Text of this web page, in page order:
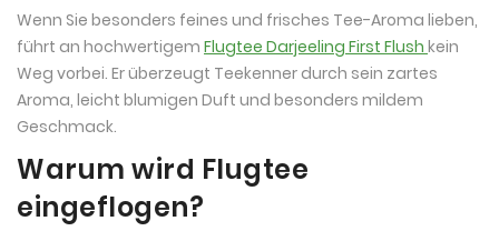
Wenn Sie besonders feines und frisches Tee-Aroma lieben,
führt an hochwertigem Flugtee Darjeeling First Flush kein
Weg vorbei. Er überzeugt Teekenner durch sein zartes
Aroma, leicht blumigen Duft und besonders mildem
Geschmack.
Warum wird Flugtee
eingeflogen?